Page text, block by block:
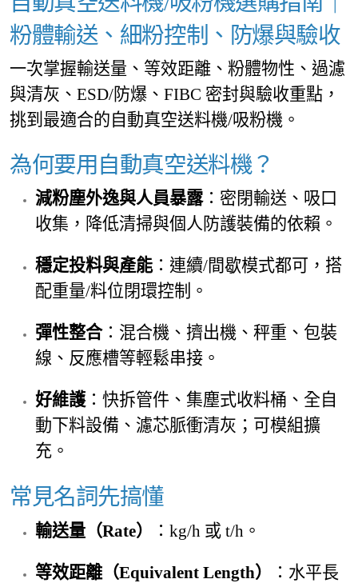
粉體輸送、細粉控制、防爆與驗收
一次掌握輸送量、等效距離、粉體物性、過濾
與清灰、ESD/防爆、FIBC 密封與驗收重點，
挑到最適合的自動真空送料機/吸粉機。
為何要用自動真空送料機？
減粉塵外逸與人員暴露：密閉輸送、吸口
收集，降低清掃與個人防護裝備的依賴。
穩定投料與產能：連續/間歇模式都可，搭
配重量/料位閉環控制。
彈性整合：混合機、擠出機、秤重、包裝
線、反應槽等輕鬆串接。
好維護 ：快拆管件、集塵式收料桶、全自
動下料設備、濾芯脈衝清灰；可模組擴
充。
常見名詞先搞懂
輸送量（Rate） ：kg/h 或 t/h。
等效距離（Equivalent Length）
：水平長